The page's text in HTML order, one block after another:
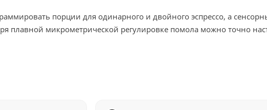
порции для одинарного и двойного эспрессо, а
плавной микрометрической регулировке помола можно точно